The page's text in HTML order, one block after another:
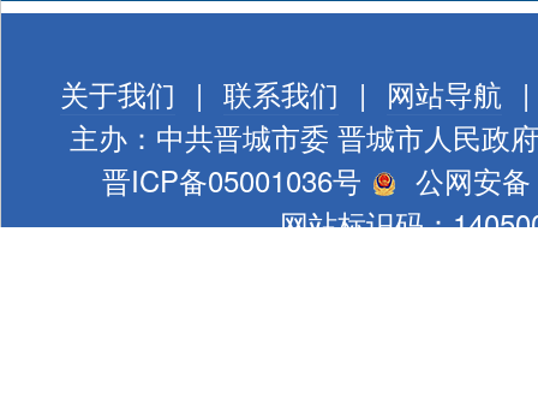
关于我们 | 联系我们 | 网站导航 |
主办：中共晋城市委 晋城市人民政府
晋ICP备05001036号
公网安
网站标识码：